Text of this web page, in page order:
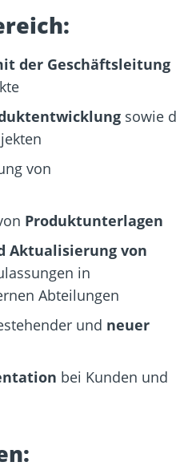
der Geschäftsleitung
sowie
von
Produktunterlagen
Aktualisierung von
in
Abteilungen
und neuer
bei Kunden und